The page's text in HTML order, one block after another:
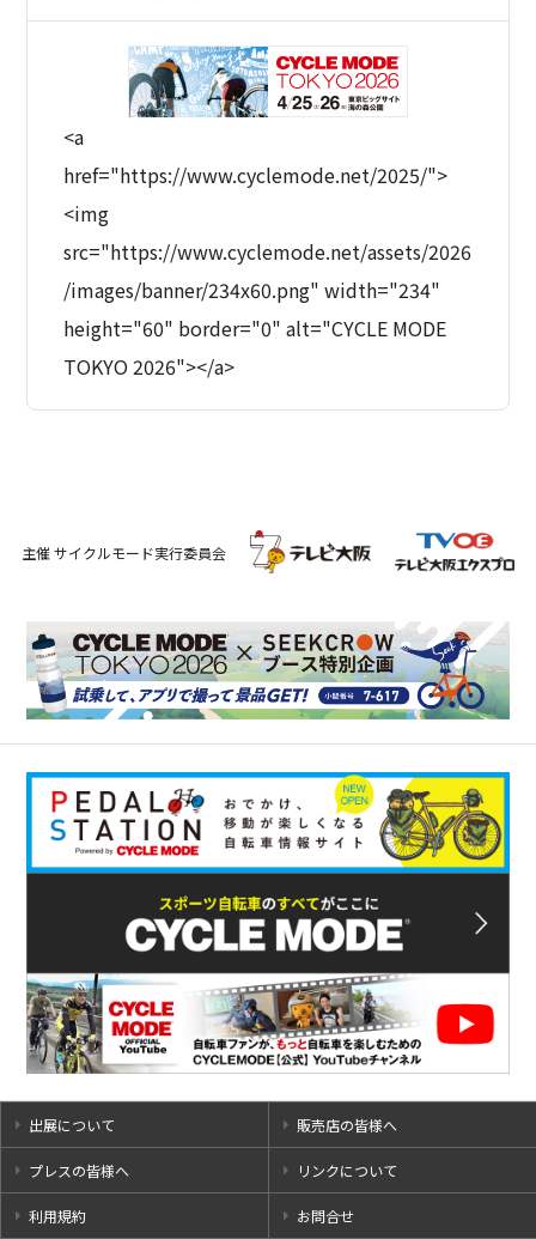
<a
href="https://www.cyclemode.net/2025/">
<img
src="https://www.cyclemode.net/assets/2026
/images/banner/234x60.png" width="234"
height="60" border="0" alt="CYCLE MODE
TOKYO 2026"></a>
主催 サイクルモード実行委員会
出展について 販売店の皆様へ
プレスの皆様へ リンクについて
利用規約 お問合せ